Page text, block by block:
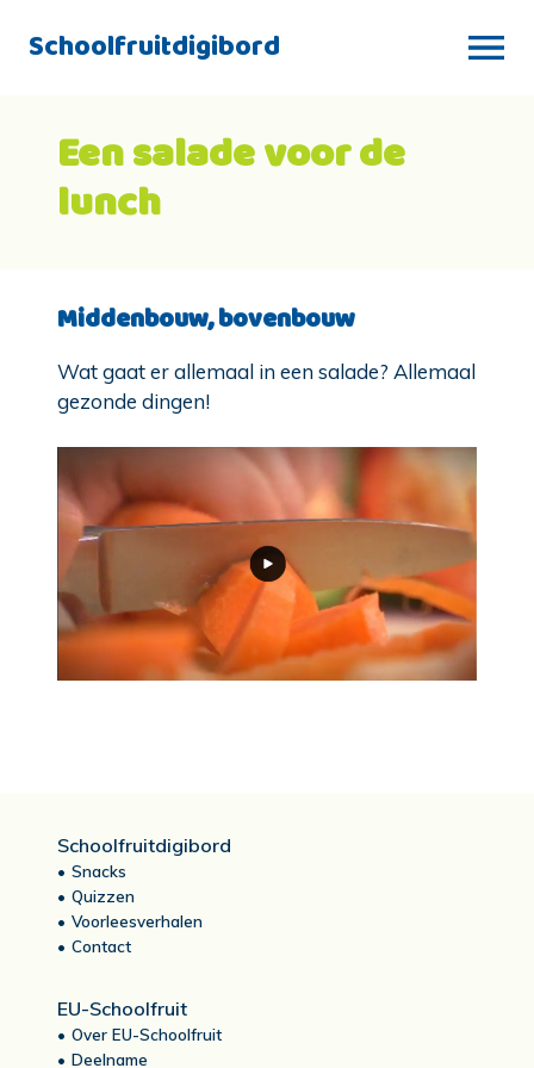
Schoolfruitdigibord
Een salade voor de
lunch
Middenbouw, bovenbouw
Wat gaat er allemaal in een salade? Allemaal
gezonde dingen!
Schoolfruitdigibord
Snacks
Quizzen
Voorleesverhalen
Contact
EU-Schoolfruit
Over EU-Schoolfruit
Deelname